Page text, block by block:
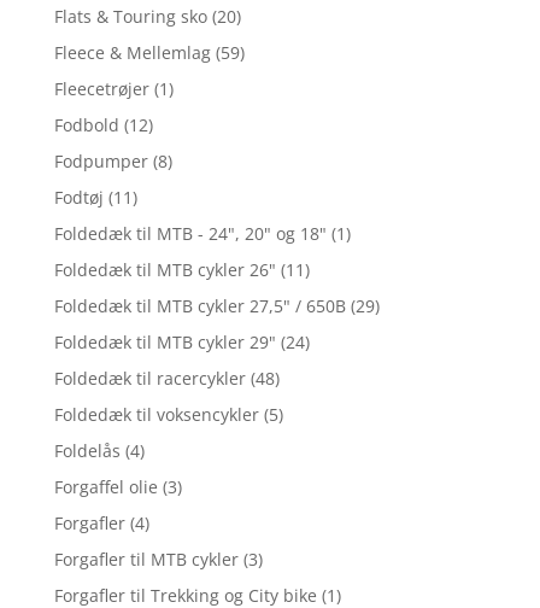
Flats & Touring sko (20)
Fleece & Mellemlag (59)
Fleecetrøjer (1)
Fodbold (12)
Fodpumper (8)
Fodtøj (11)
Foldedæk til MTB - 24", 20" og 18" (1)
Foldedæk til MTB cykler 26" (11)
Foldedæk til MTB cykler 27,5" / 650B (29)
Foldedæk til MTB cykler 29" (24)
Foldedæk til racercykler (48)
Foldedæk til voksencykler (5)
Foldelås (4)
Forgaffel olie (3)
Forgafler (4)
Forgafler til MTB cykler (3)
Forgafler til Trekking og City bike (1)